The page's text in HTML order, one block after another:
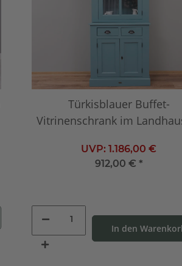
Türkisblauer Buffet-
Vitrinenschrank im
UVP: 1.186,00 €
912,00 € *
In den